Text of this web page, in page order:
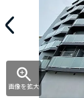
画像を拡大